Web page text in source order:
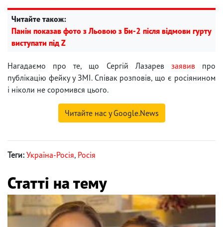
Читайте також:
Панін показав фото з Льовою з Би-2 після відмови гурту
виступати під Z
Нагадаємо про те, що Сергій Лазарев заявивпро
публікацію фейку у ЗМІ. Співак розповів, що є росіянином
і ніколи не соромився цього.
Читайте нас у Google.News
Теги: Україна-Росія, Росія
Статті на тему